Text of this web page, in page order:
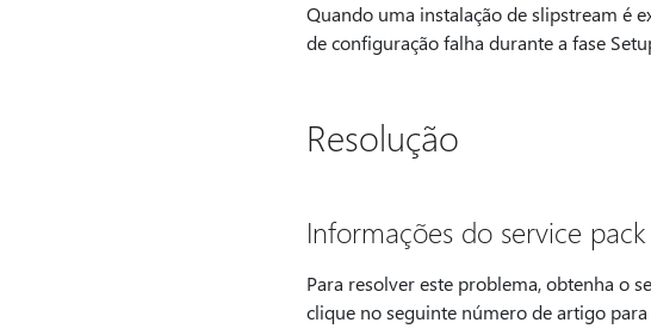
Quando uma instalação de slipstream é
de configuração falha durante a fase
Resolução
Informações do service
Para resolver este problema, obtenha o
clique no seguinte número de artigo